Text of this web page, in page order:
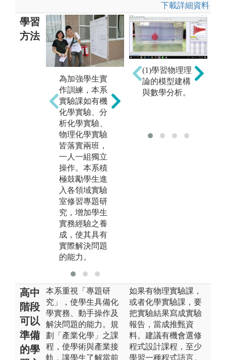
下載詳細資料
學習
方法
為加強學生實
作訓練，本系
實驗課如有機
化學實驗、分
析化學實驗、
物理化學實驗
皆落實兩班，
一人一組獨立
操作。本系積
極鼓勵學生進
入各領域實驗
室修習專題研
究，增加學生
實務經驗之養
成，使其具有
實際解決問題
的能力。
為增進對產業
之暸解，透過
合作，除了工
(1)學習物理理
論的模型建構
與數學分析。
高中
階段
可以
準備
的學
本系重視「專題研
究」，使學生具備化
學實務、動手操作及
解決問題的能力。規
劃「產業化學」之課
程，使學術與產業接
軌，讓學生了解當前
如果有物理實驗課，
或者化學實驗課，要
把實驗結果寫成實驗
報告，當成推甄資
料。建議有機會選修
程式設計課程，至少
學習一種程式語言。